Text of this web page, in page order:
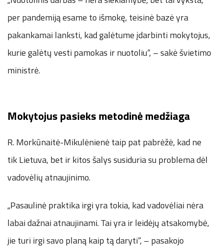
per pandemiją esame to išmokę, teisinė bazė yra
pakankamai lanksti, kad galėtume įdarbinti mokytojus,
kurie galėtų vesti pamokas ir nuotoliu“, – sakė švietimo
ministrė.
Mokytojus pasieks metodinė medžiaga
R. Morkūnaitė-Mikulėnienė taip pat pabrėžė, kad ne
tik Lietuva, bet ir kitos šalys susiduria su problema dėl
vadovėlių atnaujinimo.
„Pasaulinė praktika irgi yra tokia, kad vadovėliai nėra
labai dažnai atnaujinami. Tai yra ir leidėjų atsakomybė,
jie turi irgi savo planą kaip tą daryti“, – pasakojo